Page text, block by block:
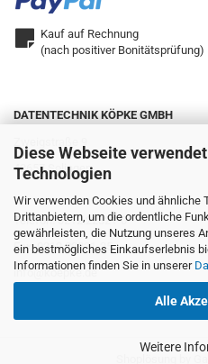
Diese Webseite
Technologien
Wir verwenden Cookies und ähnliche
Drittanbietern, um die ordentliche
gewährleisten, die Nutzung unseres
ein bestmögliches Einkaufserlebnis
Informationen finden Sie in unserer
Alle
Weitere
Kauf auf Rechnung
(nach positiver Bonitätsprüfung)
DATENTECHNIK KÖPKE GMBH
42657 Solingen
Telefon: 0212.22321-0
Fax: 0212.22321-25
info@koepke.de